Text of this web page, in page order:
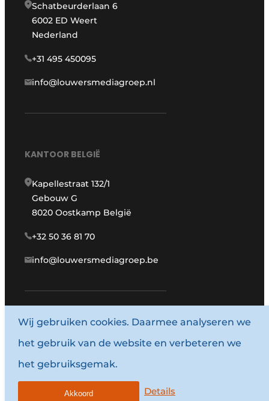
Schatbeurderlaan 6
6002 ED Weert
Nederland
+31 495 450095
info@louwersmediagroep.nl
KANTOOR BELGIË
Kapellestraat 132/1
Gebouw G
8020 Oostkamp België
+32 50 36 81 70
info@louwersmediagroep.be
www.louwersmediagroep.com
© 1987 - 2026 Louwersmediagroep.
Algemene voorwaarden
Wij gebruiken cookies. Daarmee analyseren we
het gebruik van de website en verbeteren we
het gebruiksgemak.
Details
Akkoord